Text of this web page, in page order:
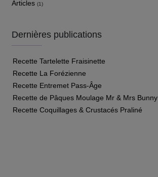
Articles(1)
Dernières publications
Recette Tartelette Fraisinette
Recette La Forézienne
Recette Entremet Pass-Âge
Recette de Pâques Moulage Mr & Mrs Bunny
Recette Coquillages & Crustacés Praliné